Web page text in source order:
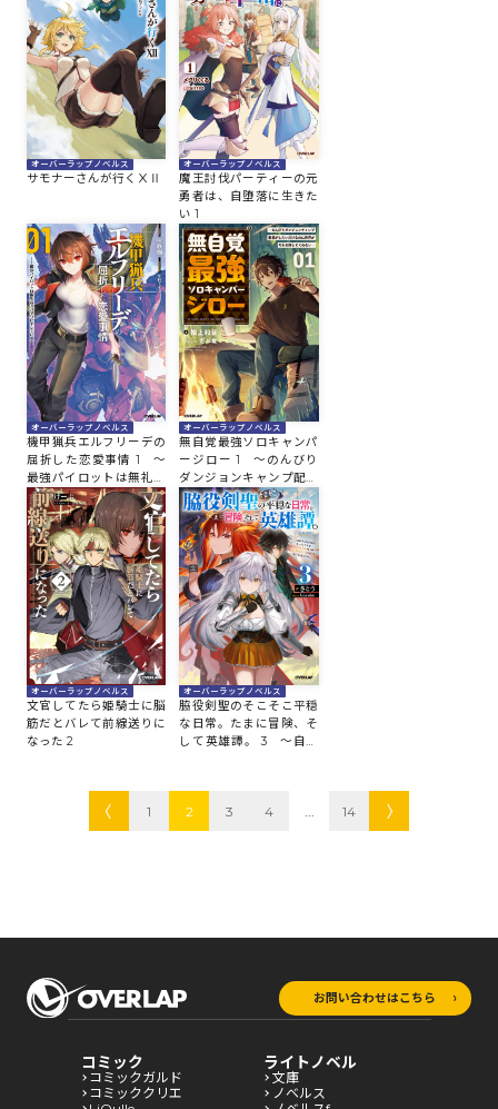
オーバーラップノベルス
サモナーさんが行くⅩⅡ
オーバーラップノベルス
魔王討伐パーティーの元
勇者は、自堕落に生きた
い 1
オーバーラップノベルス
機甲猟兵エルフリーデの
屈折した恋愛事情 1 ～
最強パイロットは無礼な
スパダリにキレている～
オーバーラップノベルス
無自覚最強ソロキャンパ
ージロー 1 ～のんびり
ダンジョンキャンプ配信
がしたいだけなのに世界
がそれを許してくれない
～
オーバーラップノベルス
文官してたら姫騎士に脳
筋だとバレて前線送りに
なった 2
オーバーラップノベルス
脇役剣聖のそこそこ平穏
な日常。たまに冒険、そ
して英雄譚。 3 ～自称
美少女たちが放っておい
てくれません～
1 2 3 4 14
お問い合わせはこちら
コミック
コミックガルド
コミッククリエ
ライトノベル
文庫
ノベルス